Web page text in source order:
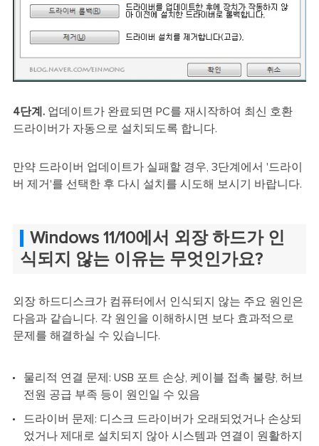
4단계.업데이트가 완료되면 PC를 재시작하여 최신 호환
드라이버가 자동으로 설치되도록 합니다.
만약 드라이버 업데이트가 실패할 경우, 3단계에서 '드라이
버 제거'를 선택한 후 다시 설치를 시도해 보시기 바랍니다.
Windows 11/10에서 외장 하드가 인
식되지 않는 이유는 무엇인가요?
외장 하드디스크가 컴퓨터에서 인식되지 않는 주요 원인은
다음과 같습니다. 각 원인을 이해하시면 보다 효과적으로
문제를 해결하실 수 있습니다.
물리적 연결 문제: USB 포트 손상, 케이블 접촉 불량, 허브
전원 공급 부족 등이 원인일 수 있음
드라이버 문제: 디스크 드라이버가 오래되었거나 손상되
었거나 제대로 설치되지 않아 시스템과 연결이 원활하지